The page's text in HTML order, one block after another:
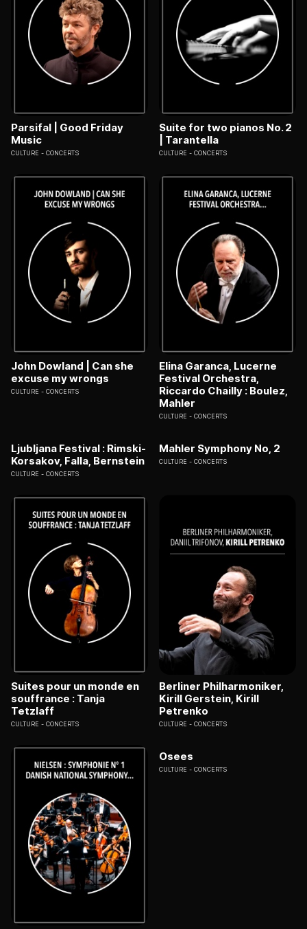
Parsifal | Good Friday
Music
CULTURE CONCERTS
Suite for two pianos No. 2
| Tarantella
CULTURE CONCERTS
John Dowland | Can she
excuse my wrongs
CULTURE CONCERTS
Elina Garanca, Lucerne
Festival Orchestra,
Riccardo Chailly : Boulez,
Mahler
CULTURE CONCERTS
Ljubljana Festival : Rimski-
Korsakov, Falla, Bernstein
CULTURE CONCERTS
Mahler Symphony No, 2
CULTURE CONCERTS
Suites pour un monde en
souffrance : Tanja
Tetzlaff
CULTURE CONCERTS
Berliner Philharmoniker,
Kirill Gerstein, Kirill
Petrenko
CULTURE CONCERTS
Osees
CULTURE CONCERTS